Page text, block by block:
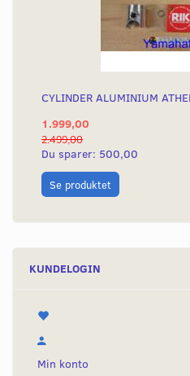
CYLINDER ALUMINIUM
1.999,00
2.499,00
Du sparer: 500,00
Se produktet
KUNDELOGIN
Min konto